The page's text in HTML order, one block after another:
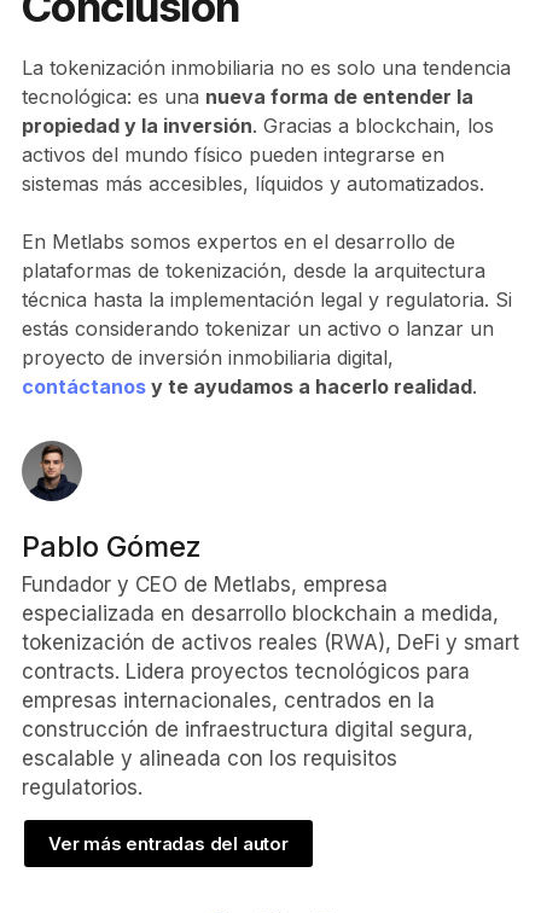
La tokenización inmobiliaria no es solo una tendencia
tecnológica: es una nueva forma de entender la
propiedad y la inversión. Gracias a blockchain, los
activos del mundo físico pueden integrarse en
sistemas más accesibles, líquidos y automatizados.
En Metlabs somos expertos en el desarrollo de
plataformas de tokenización, desde la arquitectura
técnica hasta la implementación legal y regulatoria. Si
estás considerando tokenizar un activo o lanzar un
proyecto de inversión inmobiliaria digital,
contáctanosy te ayudamos a hacerlo realidad.
Pablo Gómez
Fundador y CEO de Metlabs, empresa
especializada en desarrollo blockchain a medida,
tokenización de activos reales (RWA), DeFi y smart
contracts. Lidera proyectos tecnológicos para
empresas internacionales, centrados en la
construcción de infraestructura digital segura,
escalable y alineada con los requisitos
regulatorios.
Ver más entradas del autor